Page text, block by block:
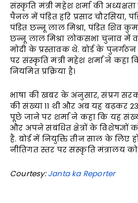
संस्कृति मंत्री महेश शर्मा की
पैनल में पंडित हरि प्रसाद चौरसिया,
पंडित छन्नू लाल मिश्रा, पंडित शिव
छन्नू लाल मिश्रा लोकसभा चुनाव में
मोदी के प्रस्तावक थे. बोर्ड के
पर संस्कृति मंत्री महेश शर्मा ने कहा
नियमित प्रक्रिया है।
भाषा की खबर के अनुसार, संप्रग
की संख्या 11 थी और अब यह बढ़कर
पूछे जाने पर शर्मा ने कहा कि यह
और अपने संबंधित क्षेत्रों के विशेषज्ञों
है. बोर्ड में नियुक्ति तीन साल के लिए
नीतिगत स्तर पर संस्कृति मंत्रालय
Courtesy:Janta ka Reporter